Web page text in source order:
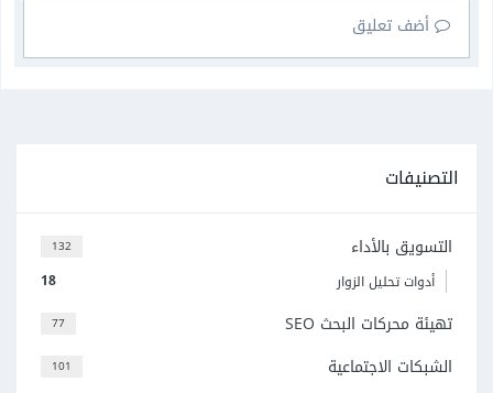
أضف تعليق
التصنيفات
132 التسويق بالأداء
18 أدوات تحليل الزوار
77 تهيئة محركات البحث SEO
101 الشبكات الاجتماعية